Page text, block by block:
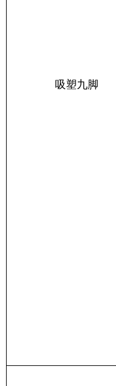
吸塑九脚